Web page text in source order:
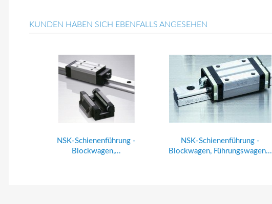
KUNDEN HABEN SICH EBENFALLS ANGESEHEN
NSK-Schienenführung -
Blockwagen,...
NSK-Schienenführung -
Blockwagen, Führungswagen...